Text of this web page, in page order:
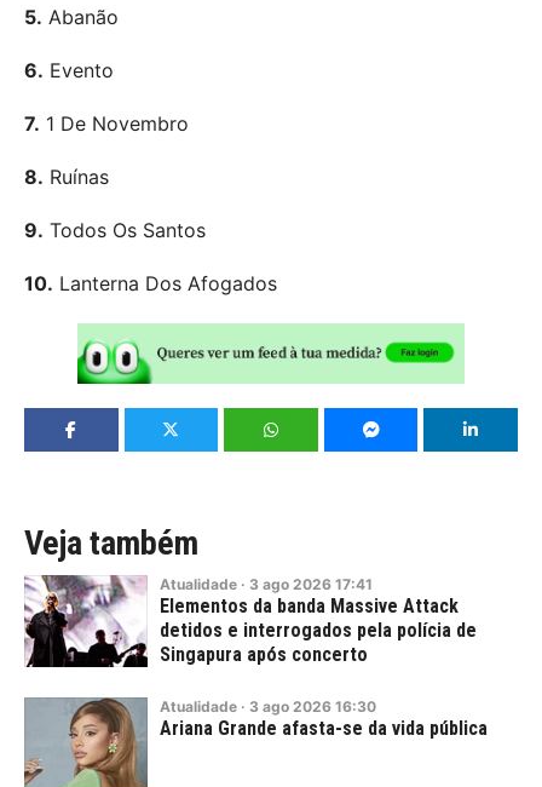
5. Abanão
6. Evento
7. 1 De Novembro
8. Ruínas
9. Todos Os Santos
10. Lanterna Dos Afogados
Veja também
Atualidade · 3 ago 2026 17:41
Elementos da banda Massive Attack
detidos e interrogados pela polícia de
Singapura após concerto
Atualidade · 3 ago 2026 16:30
Ariana Grande afasta-se da vida pública